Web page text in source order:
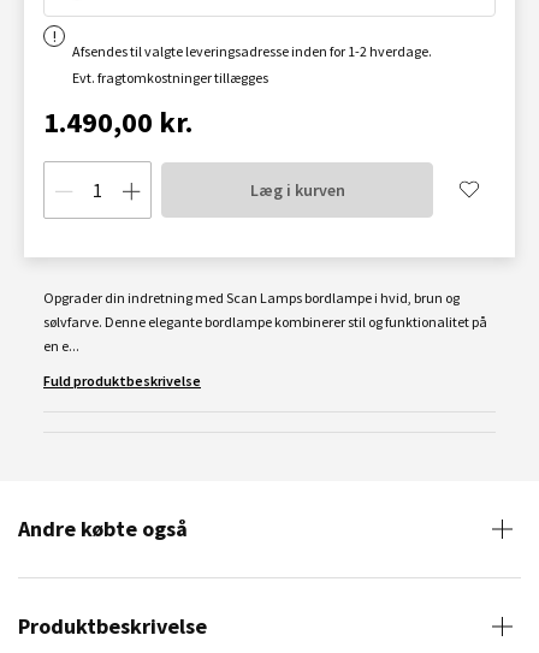
Afsendes til valgte leveringsadresse inden for 1-2 hverdage.
Evt. fragtomkostninger tillægges
1.490,00 kr.
Læg i kurven
Opgrader din indretning med Scan Lamps bordlampe i hvid, brun og
sølvfarve. Denne elegante bordlampe kombinerer stil og funktionalitet på
en e...
Fuld produktbeskrivelse
Andre købte også
Produktbeskrivelse